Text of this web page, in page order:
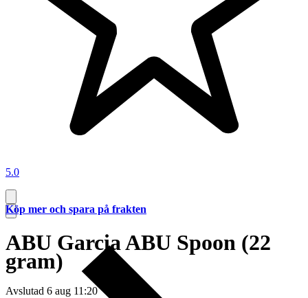
5.0
ABU Garcia ABU Spoon (22
gram)
Avslutad 6 aug 11:20
Köp mer och spara på frakten